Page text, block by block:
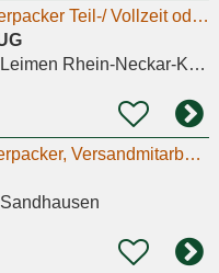
Kommissionierer/ Verpacker Teil-/ Vollzeit oder MiniJob (m/w/d) Amara Fulfillment
Rhein-Neckar-Kreis
Kommissionierer, Verpacker, Versandmitarbeiter (m/w/d) Teilzeit